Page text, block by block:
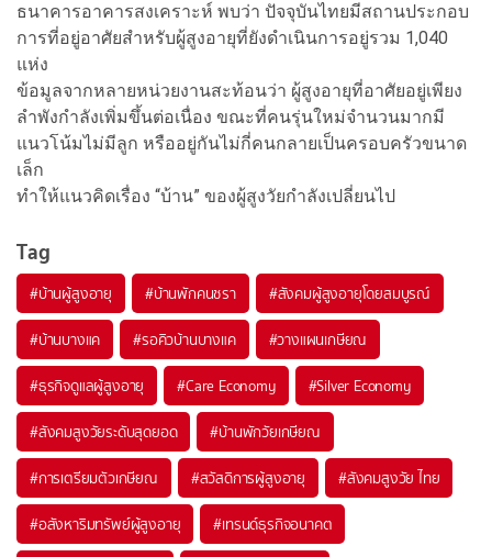
ธนาคารอาคารสงเคราะห์ พบว่า ปัจจุบันไทยมีสถานประกอบ
การที่อยู่อาศัยสำหรับผู้สูงอายุที่ยังดำเนินการอยู่รวม 1,040
แห่ง
ข้อมูลจากหลายหน่วยงานสะท้อนว่า ผู้สูงอายุที่อาศัยอยู่เพียง
ลำพังกำลังเพิ่มขึ้นต่อเนื่อง ขณะที่คนรุ่นใหม่จำนวนมากมี
แนวโน้มไม่มีลูก หรืออยู่กันไม่กี่คนกลายเป็นครอบครัวขนาด
เล็ก
ทำให้แนวคิดเรื่อง “บ้าน” ของผู้สูงวัยกำลังเปลี่ยนไป
Tag
#บ้านผู้สูงอายุ #บ้านพักคนชรา #สังคมผู้สูงอายุโดยสมบูรณ์
#บ้านบางแค #รอคิวบ้านบางแค #วางแผนเกษียณ
#ธุรกิจดูแลผู้สูงอายุ #Care Economy #Silver Economy
#สังคมสูงวัยระดับสุดยอด #บ้านพักวัยเกษียณ
#การเตรียมตัวเกษียณ #สวัสดิการผู้สูงอายุ #สังคมสูงวัย ไทย
#อสังหาริมทรัพย์ผู้สูงอายุ #เทรนด์ธุรกิจอนาคต